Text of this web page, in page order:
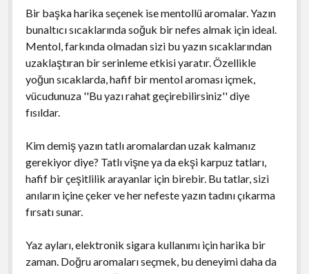
Bir başka harika seçenek ise mentollü aromalar. Yazın
bunaltıcı sıcaklarında soğuk bir nefes almak için ideal.
Mentol, farkında olmadan sizi bu yazın sıcaklarından
uzaklaştıran bir serinleme etkisi yaratır. Özellikle
yoğun sıcaklarda, hafif bir mentol aroması içmek,
vücudunuza ''Bu yazı rahat geçirebilirsiniz'' diye
fısıldar.
Kim demiş yazın tatlı aromalardan uzak kalmanız
gerekiyor diye? Tatlı vişne ya da ekşi karpuz tatları,
hafif bir çeşitlilik arayanlar için birebir. Bu tatlar, sizi
anıların içine çeker ve her nefeste yazın tadını çıkarma
fırsatı sunar.
Yaz ayları, elektronik sigara kullanımı için harika bir
zaman. Doğru aromaları seçmek, bu deneyimi daha da